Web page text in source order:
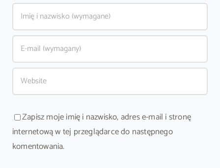
Zapisz moje imię i nazwisko, adres e-mail i stronę
internetową w tej przeglądarce do następnego
komentowania.